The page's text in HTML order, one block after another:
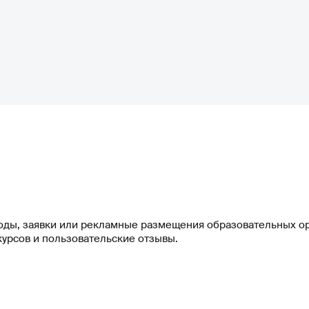
заявки или рекламные размещения образовательных
и пользовательские отзывы.